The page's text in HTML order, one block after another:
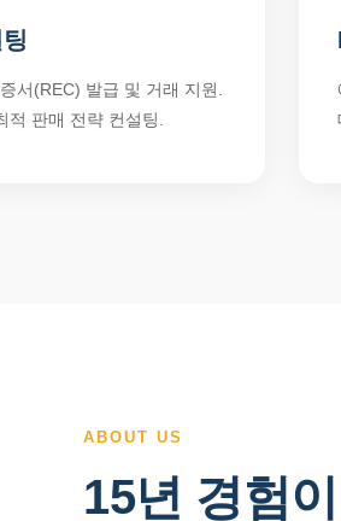
서(REC) 발급 및 거래 지원.
적 판매 전략 컨설팅.
ABOUT US
15년 경험